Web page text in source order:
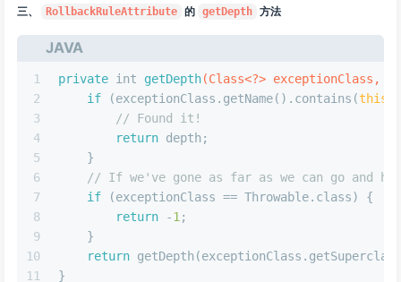
三、 RollbackRuleAttribute 的 getDepth 方法
JAVA
1
2
3
4
5
6
7
8
9
10
11
private int getDepth(Class<?> exceptionClass,
if (exceptionClass.getName().contains(this
// Found it!
return depth;
    }
// If we've gone as far as we can go and
if (exceptionClass == Throwable.class) {
return -1 ;
    }
return
}